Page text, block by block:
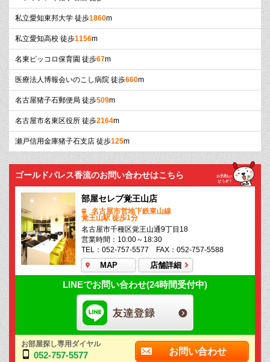
私立愛知東邦大学 徒歩1860m
私立愛知高校 徒歩1156m
名東ピッコロ保育園 徒歩67m
医療法人博報会いのこし病院 徒歩660m
名古屋猪子石郵便局 徒歩509m
名古屋市名東区役所 徒歩2164m
瀬戸信用金庫猪子石支店 徒歩125m
ゴールドパレス香流のお問い合わせはこちら
部屋セレブ覚王山店
名古屋市営地下鉄東山線
覚王山駅 徒歩1分
名古屋市千種区覚王山通9丁目18
営業時間：10:00～18:30
TEL：052-757-5577 FAX：052-757-5588
MAP 店舗詳細
LINEでお問い合わせ(24時間受付中)
お部屋探し専用ダイヤル
052-757-5577 お問い合わせ